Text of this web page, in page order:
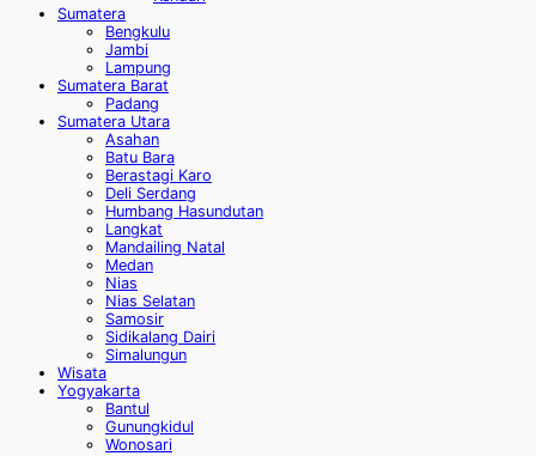
Sumatera
Bengkulu
Jambi
Lampung
Sumatera Barat
Padang
Sumatera Utara
Asahan
Batu Bara
Berastagi Karo
Deli Serdang
Humbang Hasundutan
Langkat
Mandailing Natal
Medan
Nias
Nias Selatan
Samosir
Sidikalang Dairi
Simalungun
Wisata
Yogyakarta
Bantul
Gunungkidul
Wonosari